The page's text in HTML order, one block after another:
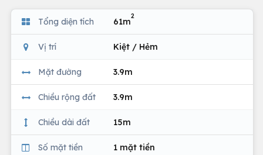
Tổng diện tích 61m
2
Vị trí Kiệt / Hẻm
Mặt đường 3.9m
Chiều rộng đất 3.9m
Chiều dài đất 15m
Số mặt tiền 1 mặt tiền